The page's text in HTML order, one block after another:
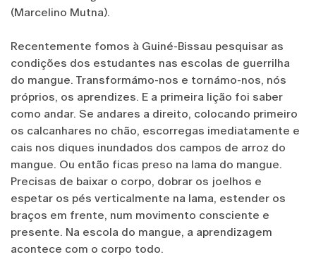
(Marcelino Mutna).
Recentemente fomos à Guiné-Bissau pesquisar as
condições dos estudantes nas escolas de guerrilha
do mangue. Transformámo-nos e tornámo-nos, nós
próprios, os aprendizes. E a primeira lição foi saber
como andar. Se andares a direito, colocando primeiro
os calcanhares no chão, escorregas imediatamente e
cais nos diques inundados dos campos de arroz do
mangue. Ou então ficas preso na lama do mangue.
Precisas de baixar o corpo, dobrar os joelhos e
espetar os pés verticalmente na lama, estender os
braços em frente, num movimento consciente e
presente. Na escola do mangue, a aprendizagem
acontece com o corpo todo.